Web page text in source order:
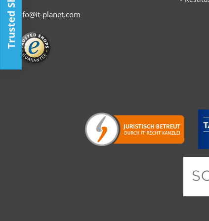
info@it-planet.com
Trusted Shop